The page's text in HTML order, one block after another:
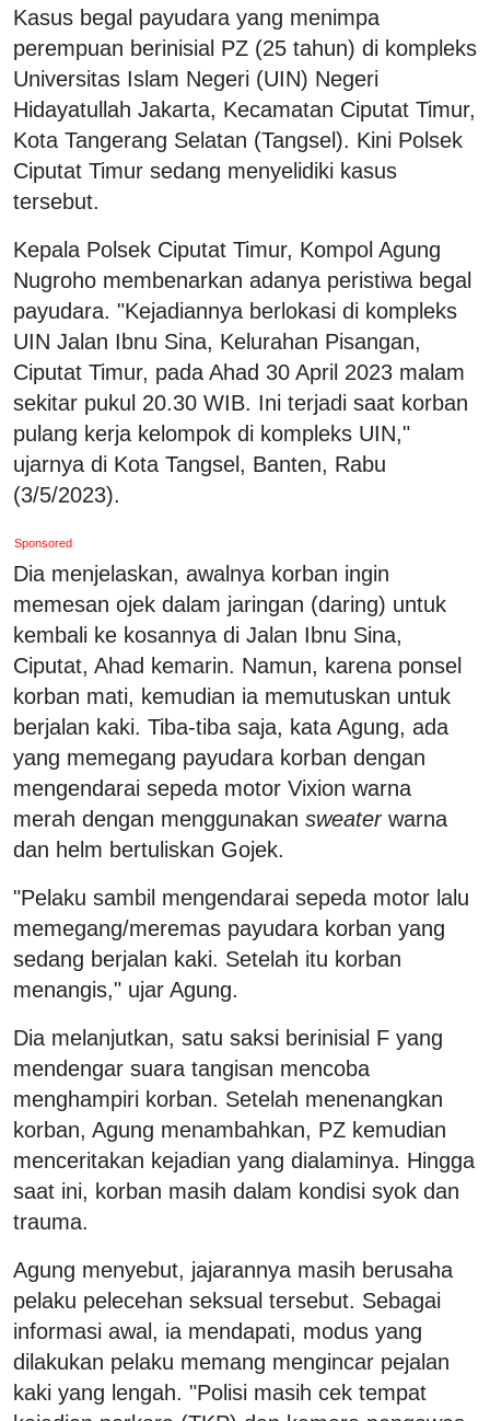
Kasus begal payudara yang menimpa
perempuan berinisial PZ (25 tahun) di kompleks
Universitas Islam Negeri (UIN) Negeri
Hidayatullah Jakarta, Kecamatan Ciputat Timur,
Kota Tangerang Selatan (Tangsel). Kini Polsek
Ciputat Timur sedang menyelidiki kasus
tersebut.
Kepala Polsek Ciputat Timur, Kompol Agung
Nugroho membenarkan adanya peristiwa begal
payudara. "Kejadiannya berlokasi di kompleks
UIN Jalan Ibnu Sina, Kelurahan Pisangan,
Ciputat Timur, pada Ahad 30 April 2023 malam
sekitar pukul 20.30 WIB. Ini terjadi saat korban
pulang kerja kelompok di kompleks UIN,"
ujarnya di Kota Tangsel, Banten, Rabu
(3/5/2023).
Sponsored
Dia menjelaskan, awalnya korban ingin
memesan ojek dalam jaringan (daring) untuk
kembali ke kosannya di Jalan Ibnu Sina,
Ciputat, Ahad kemarin. Namun, karena ponsel
korban mati, kemudian ia memutuskan untuk
berjalan kaki. Tiba-tiba saja, kata Agung, ada
yang memegang payudara korban dengan
mengendarai sepeda motor Vixion warna
merah dengan menggunakan sweaterwarna
dan helm bertuliskan Gojek.
"Pelaku sambil mengendarai sepeda motor lalu
memegang/meremas payudara korban yang
sedang berjalan kaki. Setelah itu korban
menangis," ujar Agung.
Dia melanjutkan, satu saksi berinisial F yang
mendengar suara tangisan mencoba
menghampiri korban. Setelah menenangkan
korban, Agung menambahkan, PZ kemudian
menceritakan kejadian yang dialaminya. Hingga
saat ini, korban masih dalam kondisi syok dan
trauma.
Agung menyebut, jajarannya masih berusaha
pelaku pelecehan seksual tersebut. Sebagai
informasi awal, ia mendapati, modus yang
dilakukan pelaku memang mengincar pejalan
kaki yang lengah. "Polisi masih cek tempat